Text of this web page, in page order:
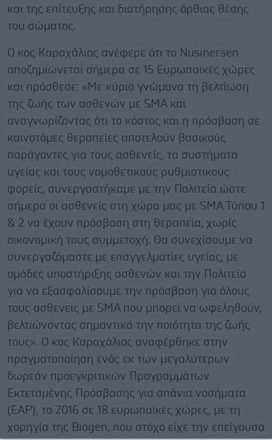
και της επίτευξης και διατήρησης όρθιας θέσης
του σώματος.
Ο κος Καραχάλιος ανέφερε ότι το Nusinersen
αποζημιώνεται σήμερα σε 15 Ευρωπαϊκές χώρες
και πρόσθεσε: «Mε κύριο γνώμονα τη βελτίωση
της ζωής των ασθενών με SMA και
αναγνωρίζοντας ότι το κόστος και η πρόσβαση σε
καινοτόμες θεραπείες αποτελούν βασικούς
παράγοντες για τους ασθενείς, τα συστήματα
υγείας και τους νομοθετικούς ρυθμιστικούς
φορείς, συνεργαστήκαμε με την Πολιτεία ώστε
σήμερα οι ασθενείς στη χώρα μας με SMA Τύπου 1
& 2 να έχουν πρόσβαση στη θεραπεία, χωρίς
οικονομική τους συμμετοχή. Θα συνεχίσουμε να
συνεργαζόμαστε με επαγγελματίες υγείας, με
ομάδες υποστήριξης ασθενών και την Πολιτεία
για να εξασφαλίσουμε την πρόσβαση για όλους
τους ασθενείς με SMA που μπορεί να ωφεληθούν,
βελτιώνοντας σημαντικά την ποιότητα της ζωής
τους». Ο κος Καραχάλιος αναφέρθηκε στην
πραγματοποίηση ενός εκ των μεγαλύτερων
δωρεάν προεγκριτικών Προγραμμάτων
Εκτεταμένης Πρόσβασης για σπάνια νοσήματα
(EAP), το 2016 σε 18 ευρωπαϊκές χώρες, με τη
χορηγία της Biogen, που στόχο είχε την επείγουσα